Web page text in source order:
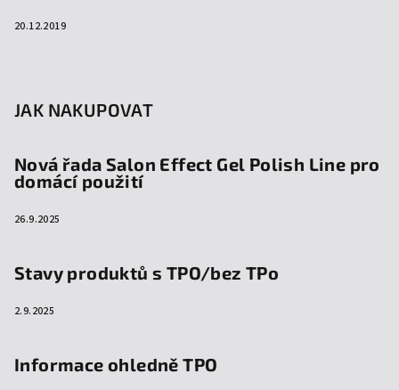
20.12.2019
JAK NAKUPOVAT
Nová řada Salon Effect Gel Polish Line pro
domácí použití
26.9.2025
Stavy produktů s TPO/bez TPo
2.9.2025
Informace ohledně TPO